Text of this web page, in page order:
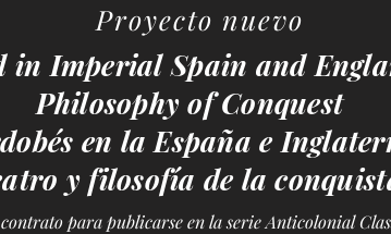
Proyecto nuevo
in Imperial Spain and
Philosophy of Conquest
en la España e
y filosofía de la
para publicarse en la serie Anticolonial